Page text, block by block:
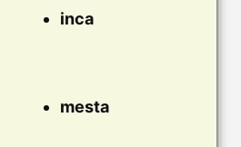
inca
mesta